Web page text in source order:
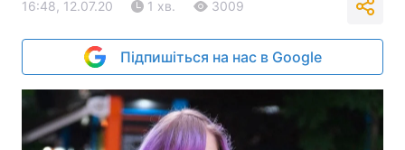
16:48, 12.07.20 1 хв. 3009
Підпишіться на нас в Google